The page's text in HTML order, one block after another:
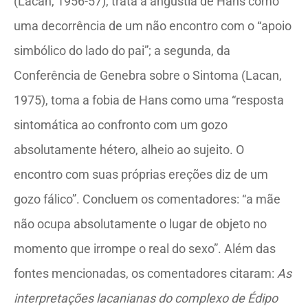
uma decorrência de um não encontro com o “apoio
simbólico do lado do pai”; a segunda, da
Conferência de Genebra sobre o Sintoma (Lacan,
1975), toma a fobia de Hans como uma “resposta
sintomática ao confronto com um gozo
absolutamente hétero, alheio ao sujeito. O
encontro com suas próprias ereções diz de um
gozo fálico”. Concluem os comentadores: “a mãe
não ocupa absolutamente o lugar de objeto no
momento que irrompe o real do sexo”. Além das
fontes mencionadas, os comentadores citaram: As
interpretações lacanianas do complexo de Édipo